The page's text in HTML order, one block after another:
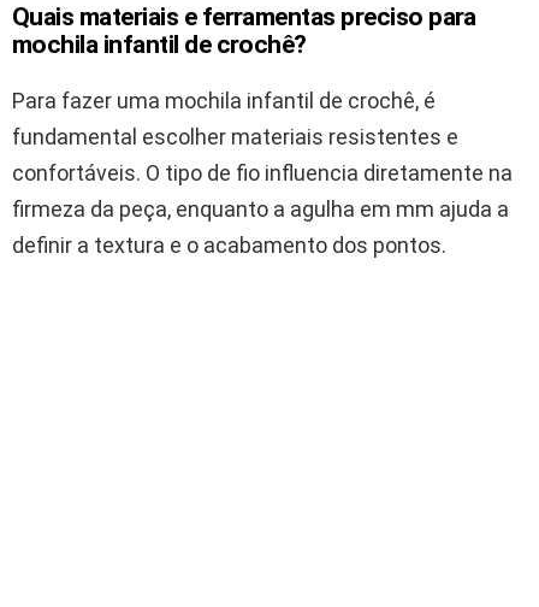
Quais materiais e ferramentas preciso para
mochila infantil de crochê?
Para fazer uma mochila infantil de crochê, é
fundamental escolher materiais resistentes e
confortáveis. O tipo de fio influencia diretamente na
firmeza da peça, enquanto a agulha em mm ajuda a
definir a textura e o acabamento dos pontos.